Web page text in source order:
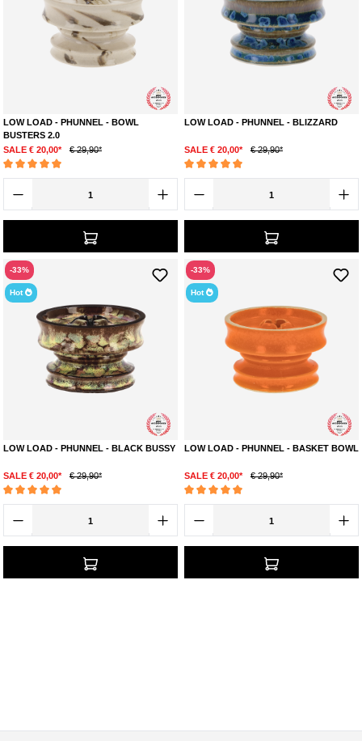
LOW LOAD - PHUNNEL - BOWL
BUSTERS 2.0
SALE € 20,00*
€ 29,90*
Durchschnittliche Bewertung von 4.9 von 5 Sternen
LOW LOAD - PHUNNEL - BLIZZARD
SALE € 20,00* € 29,90*
Durchschnittliche Bewertung von 4.9 von 5
-33%
Hot
LOW LOAD - PHUNNEL - BLACK BUSSY
SALE € 20,00* € 29,90*
Durchschnittliche Bewertung von 4.9 von 5 Sternen
-33%
Hot
LOW LOAD - PHUNNEL - BASKET BOWL
SALE € 20,00* € 29,90*
Durchschnittliche Bewertung von 4.9 von 5